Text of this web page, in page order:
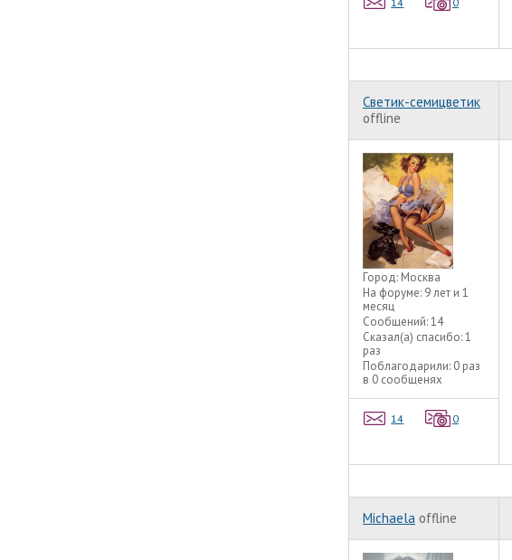
Светик-семицветик
offline
Город: Москва
На форуме: 9 лет и 1
месяц
Сообщений:14
Сказал(а) спасибо:1
раз
Поблагодарили: 0 раз
в 0 сообщенях
14 0
Michaela offline